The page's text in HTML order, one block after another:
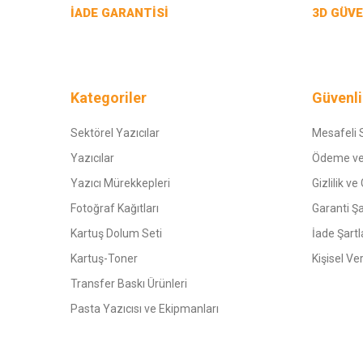
İADE GARANTİSİ 3D
Kategoriler
Sektörel Yazıcılar
Yazıcılar
Yazıcı Mürekkepleri
Fotoğraf Kağıtları
Kartuş Dolum Seti
Kartuş-Toner
Transfer Baskı Ürünleri
Pasta Yazıcısı ve Ekipmanları
Mesafeli
Ödeme
Gizlilik ve
Garanti
İade
Kişisel